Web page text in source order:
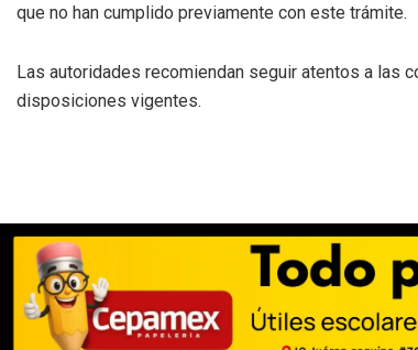
que no han cumplido previamente con este trámite.
Las autoridades recomiendan seguir atentos a las
disposiciones vigentes.